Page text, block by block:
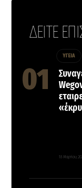
ΔΕΙΤΕ
ΥΓΕΙΑ
18 Μαρτίου,